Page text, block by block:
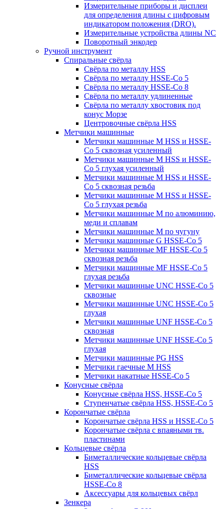
Измерительные приборы и дисплеи
для определения длины с цифровым
индикатором положения (DRO).
Измерительные устройства длины NC
Поворотный энкодер
Ручной инструмент
Спиральные свёрла
Свёрла по металлу HSS
Свёрла по металлу HSSE-Co 5
Свёрла по металлу HSSE-Co 8
Свёрла по металлу удлиненные
Свёрла по металлу хвостовик под
конус Морзе
Центровочные свёрла HSS
Метчики машинные
Метчики машинные M HSS и HSSE-
Co 5 сквозная усиленный
Метчики машинные M HSS и HSSE-
Co 5 глухая усиленный
Метчики машинные M HSS и HSSE-
Co 5 сквозная резьба
Метчики машинные M HSS и HSSE-
Co 5 глухая резьба
Метчики машинные M по алюминию,
меди и сплавам
Метчики машинные M по чугуну
Метчики машинные G HSSE-Co 5
Метчики машинные MF HSSE-Co 5
сквозная резьба
Метчики машинные MF HSSE-Co 5
глухая резьба
Метчики машинные UNC HSSE-Co 5
сквозные
Метчики машинные UNC HSSE-Co 5
глухая
Метчики машинные UNF HSSE-Co 5
сквозная
Метчики машинные UNF HSSE-Co 5
глухая
Метчики машинные PG HSS
Метчики гаечные M HSS
Метчики накатные HSSE-Co 5
Конусные свёрла
Конусные свёрла HSS, HSSE-Co 5
Ступенчатые свёрла HSS, HSSE-Co 5
Корончатые свёрла
Корончатые свёрла HSS и HSSE-Co 5
Корончатые свёрла с впаяными тв.
пластинами
Кольцевые свёрла
Биметаллические кольцевые свёрла
HSS
Биметаллические кольцевые свёрла
HSSE-Co 8
Аксессуары для кольцевых свёрл
Зенкера